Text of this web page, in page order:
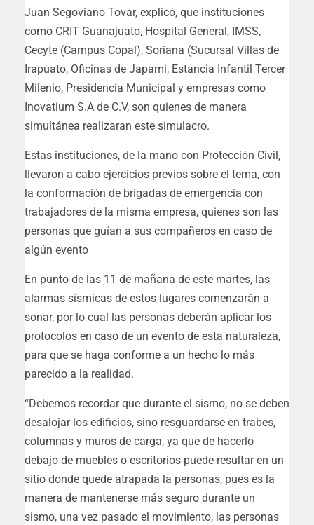
Juan Segoviano Tovar, explicó, que instituciones
como CRIT Guanajuato, Hospital General, IMSS,
Cecyte (Campus Copal), Soriana (Sucursal Villas de
Irapuato, Oficinas de Japami, Estancia Infantil Tercer
Milenio, Presidencia Municipal y empresas como
Inovatium S.A de C.V, son quienes de manera
simultánea realizaran este simulacro.
Estas instituciones, de la mano con Protección Civil,
llevaron a cabo ejercicios previos sobre el tema, con
la conformación de brigadas de emergencia con
trabajadores de la misma empresa, quienes son las
personas que guían a sus compañeros en caso de
algún evento
En punto de las 11 de mañana de este martes, las
alarmas sísmicas de estos lugares comenzarán a
sonar, por lo cual las personas deberán aplicar los
protocolos en caso de un evento de esta naturaleza,
para que se haga conforme a un hecho lo más
parecido a la realidad.
“Debemos recordar que durante el sismo, no se deben
desalojar los edificios, sino resguardarse en trabes,
columnas y muros de carga, ya que de hacerlo
debajo de muebles o escritorios puede resultar en un
sitio donde quede atrapada la personas, pues es la
manera de mantenerse más seguro durante un
sismo, una vez pasado el movimiento, las personas